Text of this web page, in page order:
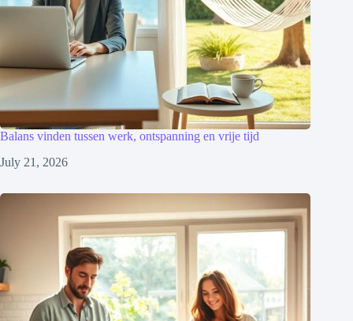
Balans vinden tussen werk, ontspanning en vrije tijd
July 21, 2026